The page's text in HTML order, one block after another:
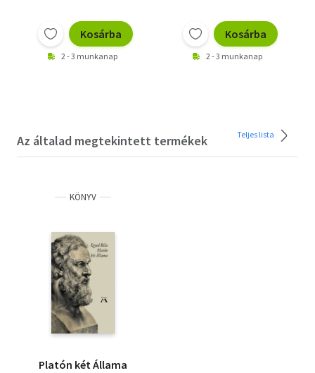
Kosárba
2 - 3 munkanap
Kosárba
2 - 3 munkanap
Az általad megtekintett termékek Teljes lista
KÖNYV
Platón két Állama